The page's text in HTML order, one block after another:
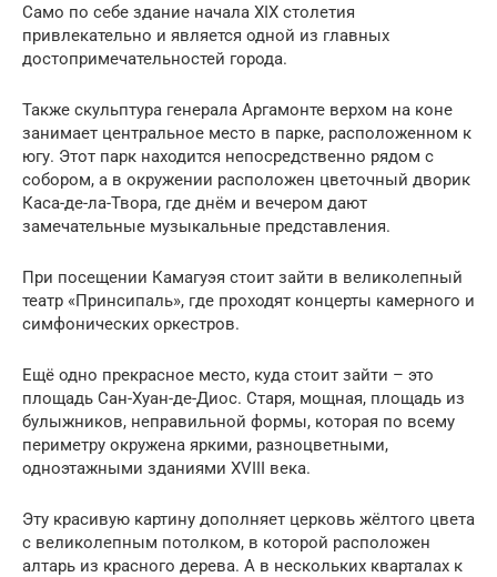
Само по себе здание начала XIX столетия
привлекательно и является одной из главных
достопримечательностей города.
Также скульптура генерала Аргамонте верхом на коне
занимает центральное место в парке, расположенном к
югу. Этот парк находится непосредственно рядом с
собором, а в окружении расположен цветочный дворик
Каса-де-ла-Твора, где днём и вечером дают
замечательные музыкальные представления.
При посещении Камагуэя стоит зайти в великолепный
театр «Принсипаль», где проходят концерты камерного и
симфонических оркестров.
Ещё одно прекрасное место, куда стоит зайти – это
площадь Сан-Хуан-де-Диос. Старя, мощная, площадь из
булыжников, неправильной формы, которая по всему
периметру окружена яркими, разноцветными,
одноэтажными зданиями XVIII века.
Эту красивую картину дополняет церковь жёлтого цвета
с великолепным потолком, в которой расположен
алтарь из красного дерева. А в нескольких кварталах к